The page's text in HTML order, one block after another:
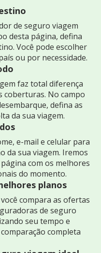
de seguro viagem
desta página, defina
Você pode escolher
ou por necessidade.
faz total diferença
coberturas. No campo
defina as
da sua viagem.
e-mail e celular para
da sua viagem. Iremos
com os melhores
do momento.
planos
compara as ofertas
de seguro
seu tempo e
completa